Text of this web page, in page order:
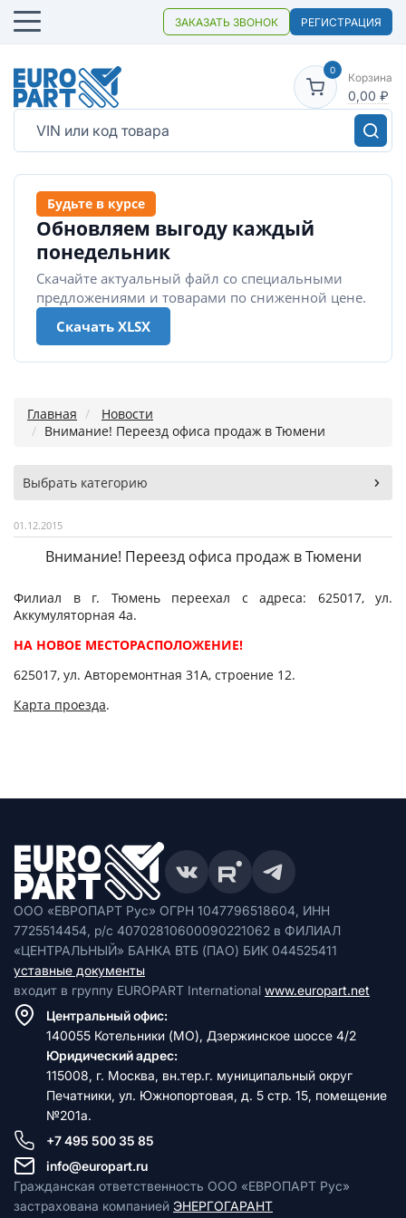
ЗАКАЗАТЬ ЗВОНОК РЕГИСТРАЦИЯ
0
Корзина
0,00 ₽
Будьте в курсе
Обновляем выгоду каждый
понедельник
Скачайте актуальный файл со специальными
предложениями и товарами по сниженной цене.
Скачать XLSX
Главная
Новости
Внимание! Переезд офиса продаж в Тюмени
Выбрать категорию
01.12.2015
Внимание! Переезд офиса продаж в Тюмени
Филиал в г. Тюмень переехал с адреса: 625017, ул.
Аккумуляторная 4а.
НА НОВОЕ МЕСТОРАСПОЛОЖЕНИЕ!
625017, ул. Авторемонтная 31А, строение 12.
Карта проезда.
ООО «ЕВРОПАРТ Рус» ОГРН 1047796518604, ИНН
7725514454, р/с 40702810600090221062 в ФИЛИАЛ
«ЦЕНТРАЛЬНЫЙ» БАНКА ВТБ (ПАО) БИК 044525411
уставные документы
входит в группу EUROPART International www.europart.net
Центральный офис:
140055 Котельники (МО), Дзержинское шоссе 4/2
Юридический адрес:
115008, г. Москва, вн.тер.г. муниципальный округ
Печатники, ул. Южнопортовая, д. 5 стр. 15, помещение
№201а.
+7 495 500 35 85
info@europart.ru
Гражданская ответственность ООО «ЕВРОПАРТ Рус»
застрахована компанией ЭНЕРГОГАРАНТ